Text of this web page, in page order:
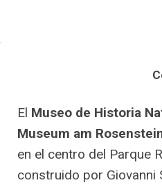
El Museo de Historia
Museum am
en el centro del Parque
construido por Giovanni